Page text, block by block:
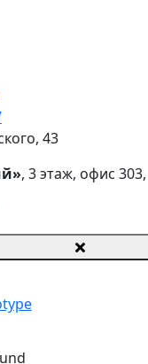
43
, 3 этаж, офис